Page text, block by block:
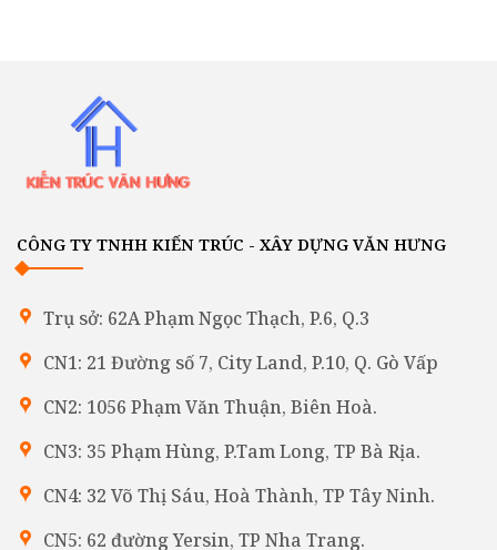
CÔNG TY TNHH KIẾN TRÚC - XÂY DỰNG VĂN HƯNG
Trụ sở: 62A Phạm Ngọc Thạch, P.6, Q.3
CN1: 21 Đường số 7, City Land, P.10, Q. Gò Vấp
CN2: 1056 Phạm Văn Thuận, Biên Hoà.
CN3: 35 Phạm Hùng, P.Tam Long, TP Bà Rịa.
CN4: 32 Võ Thị Sáu, Hoà Thành, TP Tây Ninh.
CN5: 62 đường Yersin, TP Nha Trang.